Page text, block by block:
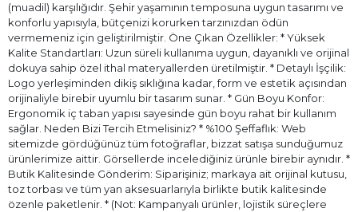
(muadil) karşılığıdır. Şehir yaşamının temposuna uygun tasarımı ve
konforlu yapısıyla, bütçenizi korurken tarzınızdan ödün
vermemeniz için geliştirilmiştir. Öne Çıkan Özellikler: * Yüksek
Kalite Standartları: Uzun süreli kullanıma uygun, dayanıklı ve orijinal
dokuya sahip özel ithal materyallerden üretilmiştir. * Detaylı İşçilik:
Logo yerleşiminden dikiş sıklığına kadar, form ve estetik açısından
orijinaliyle birebir uyumlu bir tasarım sunar. * Gün Boyu Konfor:
Ergonomik iç taban yapısı sayesinde gün boyu rahat bir kullanım
sağlar. Neden Bizi Tercih Etmelisiniz? * %100 Şeffaflık: Web
sitemizde gördüğünüz tüm fotoğraflar, bizzat satışa sunduğumuz
ürünlerimize aittir. Görsellerde incelediğiniz ürünle birebir aynıdır. *
Butik Kalitesinde Gönderim: Siparişiniz; markaya ait orijinal kutusu,
toz torbası ve tüm yan aksesuarlarıyla birlikte butik kalitesinde
özenle paketlenir. * (Not: Kampanyalı ürünler, lojistik süreçlere